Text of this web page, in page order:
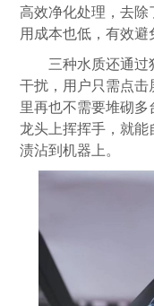
高效净化处理，去除
用成本也低，有效避
三种水质还通过
干扰，用户只需点击
里再也不需要堆砌
龙头上挥挥手，就能
渍沾到机器上。